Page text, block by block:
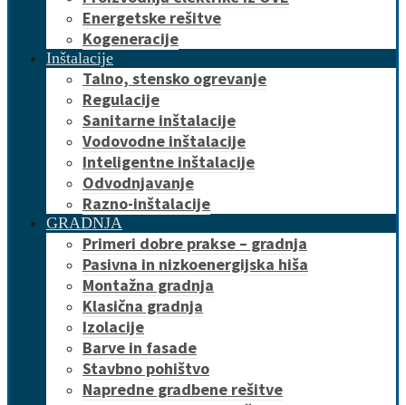
Energetske rešitve
Kogeneracije
Inštalacije
Talno, stensko ogrevanje
Regulacije
Sanitarne inštalacije
Vodovodne inštalacije
Inteligentne inštalacije
Odvodnjavanje
Razno-inštalacije
GRADNJA
Primeri dobre prakse – gradnja
Pasivna in nizkoenergijska hiša
Montažna gradnja
Klasična gradnja
Izolacije
Barve in fasade
Stavbno pohištvo
Napredne gradbene rešitve